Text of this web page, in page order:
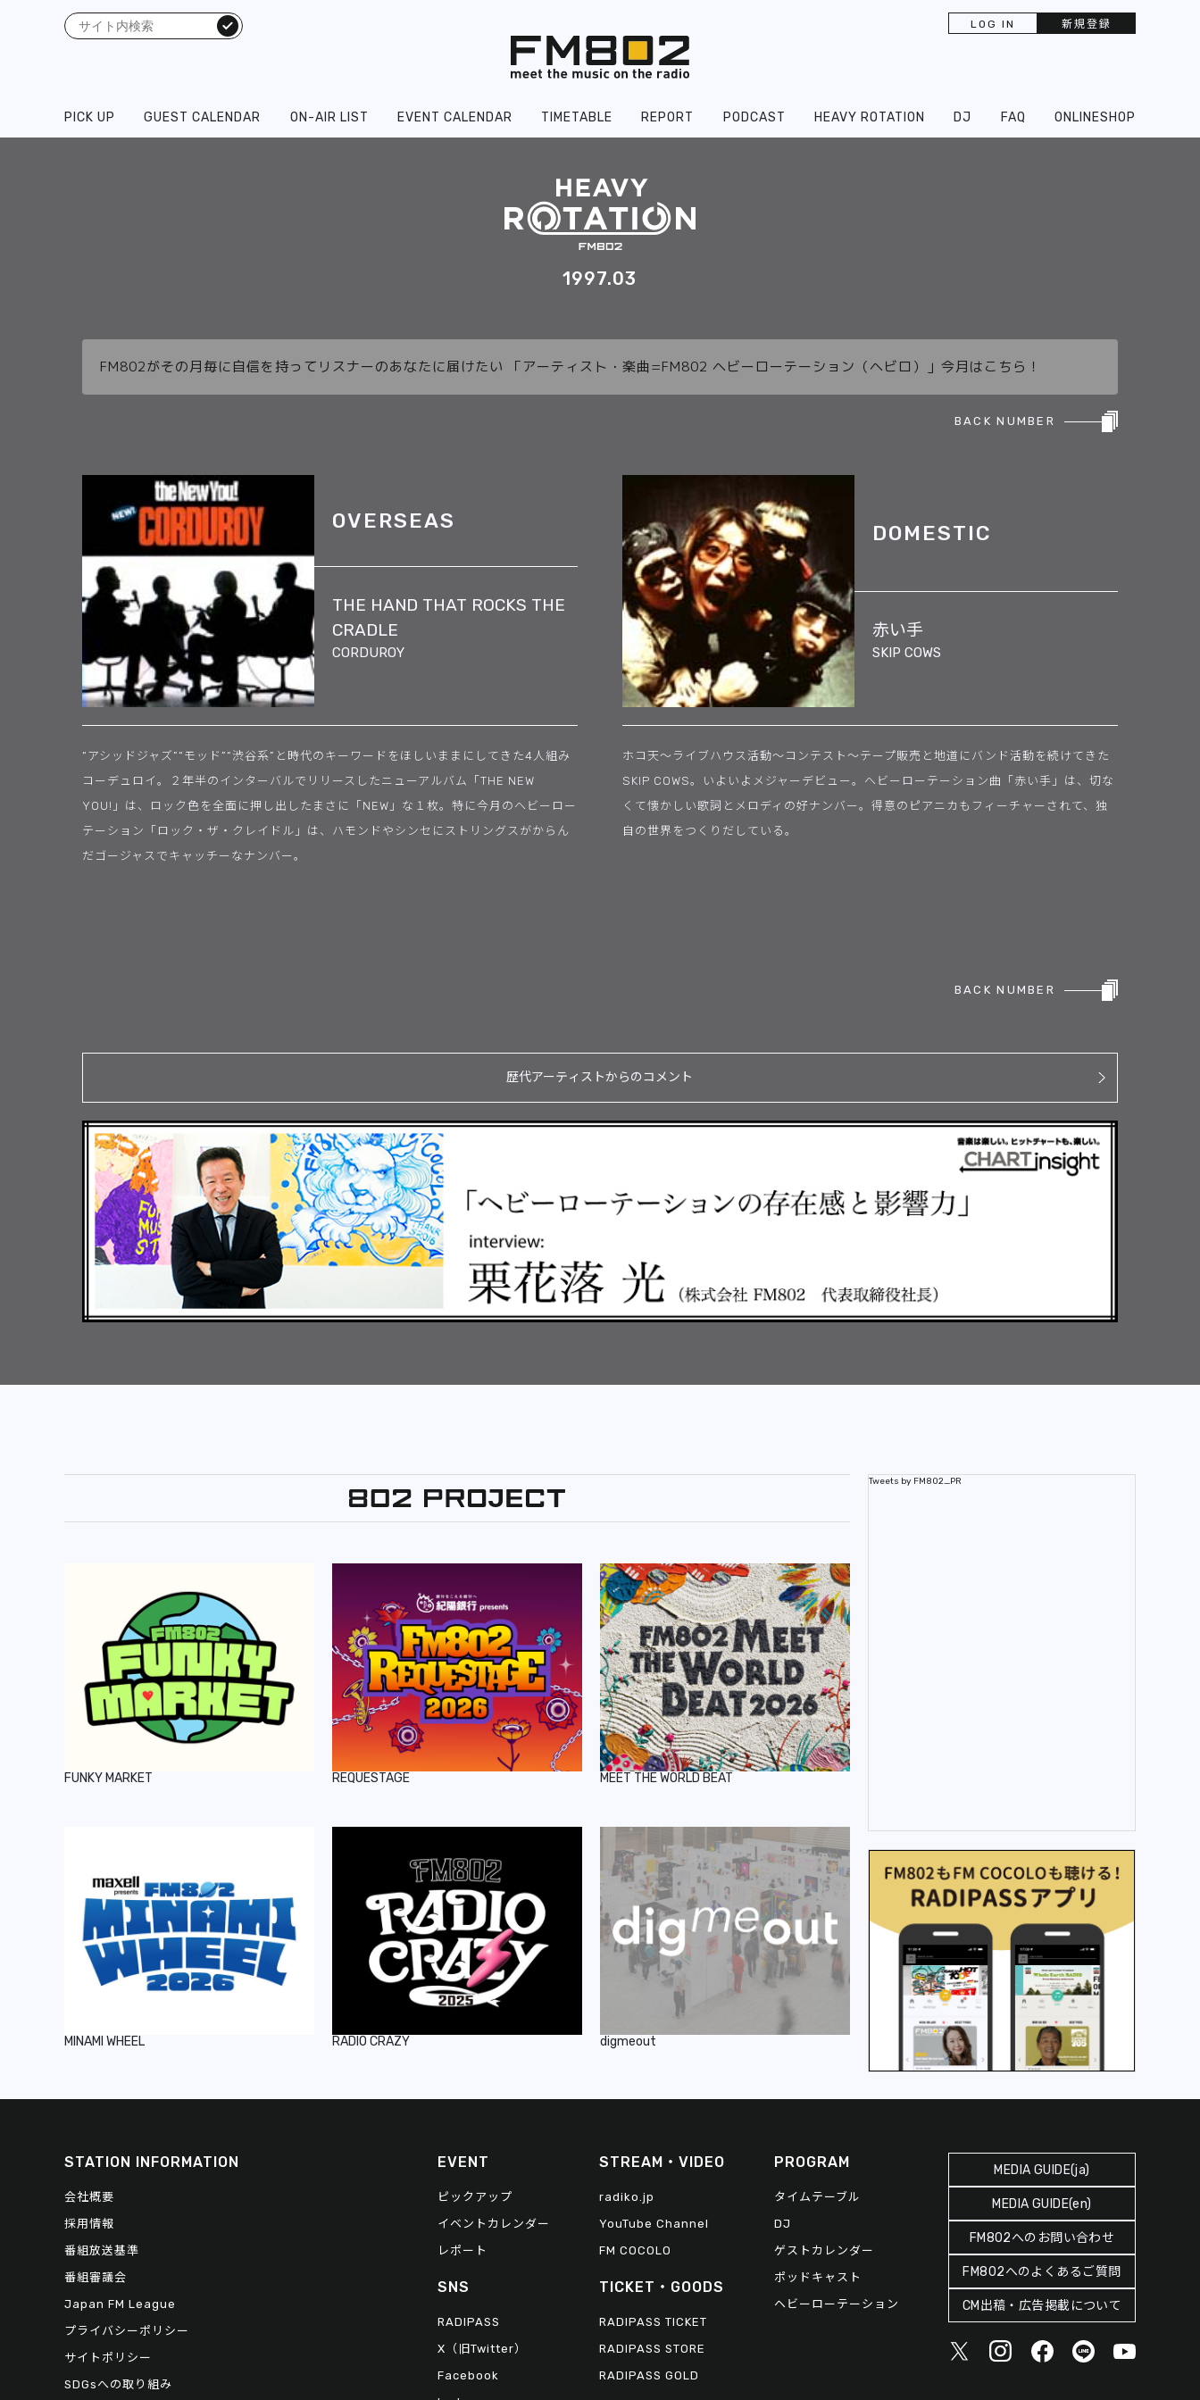
LOG IN 新規登録
検索
PICK UP GUEST CALENDAR ON-AIR LIST EVENT CALENDAR TIMETABLE REPORT PODCAST HEAVY ROTATION DJ FAQ ONLINESHOP
1997.03
FM802がその月毎に自信を持ってリスナーのあなたに届けたい 「アーティスト・楽曲=FM802 ヘビーローテーション（ヘビロ）」今月はこちら！
BACK NUMBER
OVERSEAS
THE HAND THAT ROCKS THE
CRADLE
CORDUROY
“アシッドジャズ”“モッド”“渋谷系”と時代のキーワードをほしいままにしてきた4人組み
コーデュロイ。２年半のインターバルでリリースしたニューアルバム「THE NEW
YOU!」は、ロック色を全面に押し出したまさに「NEW」な１枚。特に今月のヘビーロー
テーション「ロック・ザ・クレイドル」は、ハモンドやシンセにストリングスがからん
だゴージャスでキャッチーなナンバー。
DOMESTIC
赤い手
SKIP COWS
ホコ天〜ライブハウス活動〜コンテスト〜テープ販売と地道にバンド活動を続けてきた
SKIP COWS。いよいよメジャーデビュー。ヘビーローテーション曲「赤い手」は、切な
くて懐かしい歌詞とメロディの好ナンバー。得意のピアニカもフィーチャーされて、独
自の世界をつくりだしている。
BACK NUMBER
歴代アーティストからのコメント
FUNKY MARKET REQUESTAGE MEET THE WORLD BEAT
MINAMI WHEEL RADIO CRAZY digmeout
Tweets by FM802_PR
STATION INFORMATION
会社概要
採用情報
番組放送基準
番組審議会
Japan FM League
プライバシーポリシー
サイトポリシー
SDGsへの取り組み
EVENT
ピックアップ
イベントカレンダー
レポート
SNS
RADIPASS
X（旧Twitter）
Facebook
STREAM・VIDEO
radiko.jp
YouTube Channel
FM COCOLO
TICKET・GOODS
RADIPASS TICKET
RADIPASS STORE
RADIPASS GOLD
PROGRAM
タイムテーブル
DJ
ゲストカレンダー
ポッドキャスト
ヘビーローテーション
MEDIA GUIDE(ja)
MEDIA GUIDE(en)
FM802へのお問い合わせ
FM802へのよくあるご質問
CM出稿・広告掲載について